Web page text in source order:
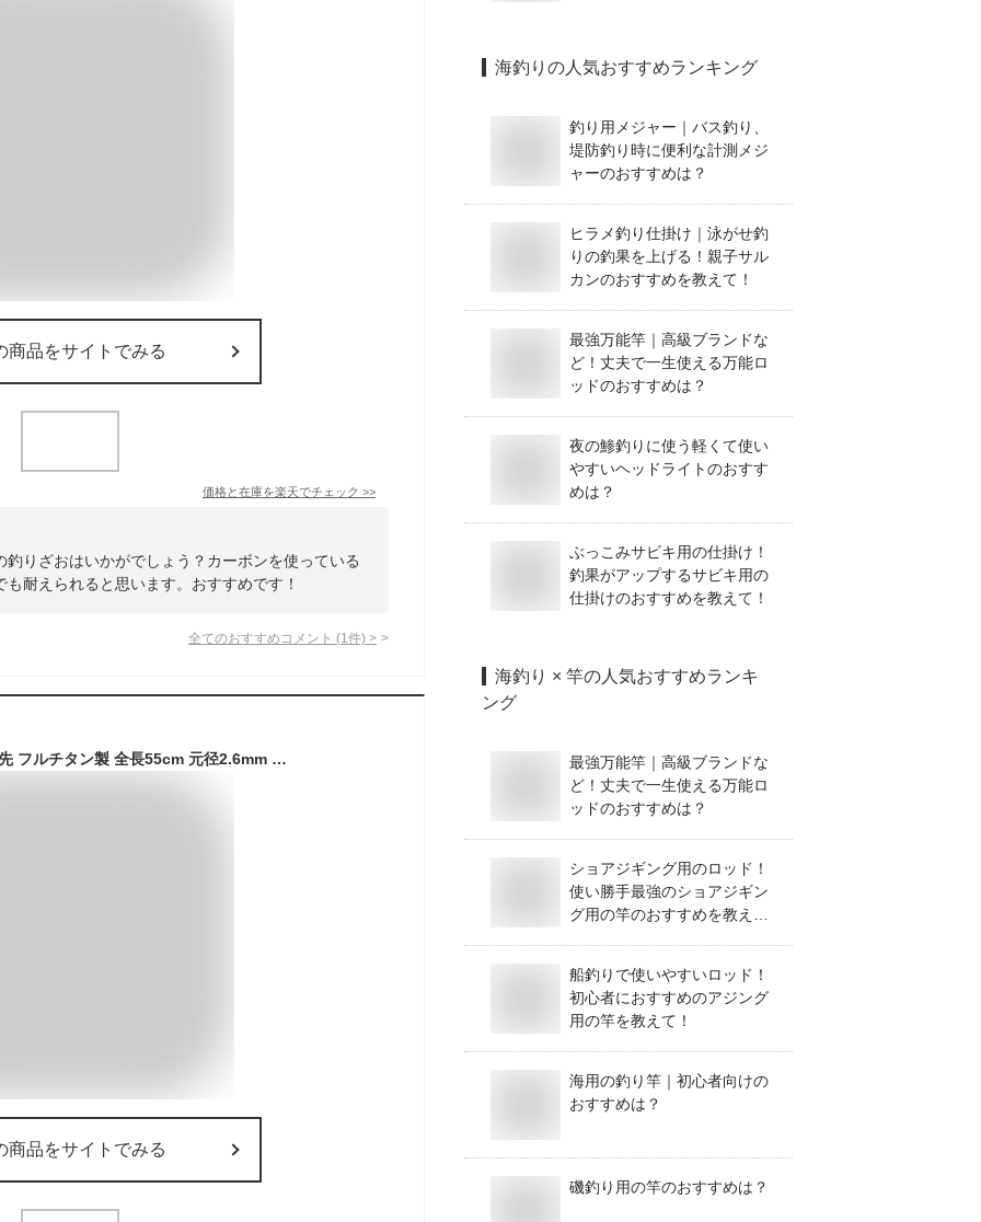
商品をサイトでみる
価格と在庫を楽天でチェック >>
りざおはいかがでしょう？カーボンを使っている
耐えられると思います。おすすめです！
全てのおすすめコメント (1 件) >
筏カセ竿 チヌ竿 替穂先 フルチタン製 全長55cm 元径2.6mm 2.8mm 先径3サイズ オルルド釣具 釣り具 釣具 釣り
商品をサイトでみる
海釣り の人気おすすめランキング
釣り用メジャー｜バス釣り、
堤防釣り時に便利な計測メジ
ャーのおすすめは？
ヒラメ釣り仕掛け｜泳がせ釣
りの釣果を上げる！親子サル
カンのおすすめを教えて！
最強万能竿｜高級ブランドな
ど！丈夫で一生使える万能ロ
ッドのおすすめは？
夜の鯵釣りに使う軽くて使い
やすいヘッドライトのおすす
めは？
ぶっこみサビキ用の仕掛け！
釣果がアップするサビキ用の
仕掛けのおすすめを教えて！
海釣り × 竿の人気おすすめランキ
ング
最強万能竿｜高級ブランドな
ど！丈夫で一生使える万能ロ
ッドのおすすめは？
ショアジギング用のロッド！
使い勝手最強のショアジギン
グ用の竿のおすすめを教え
船釣りで使いやすいロッド！
初心者におすすめのアジング
用の竿を教えて！
海用の釣り竿｜初心者向けの
おすすめは？
磯釣り用の竿のおすすめは？